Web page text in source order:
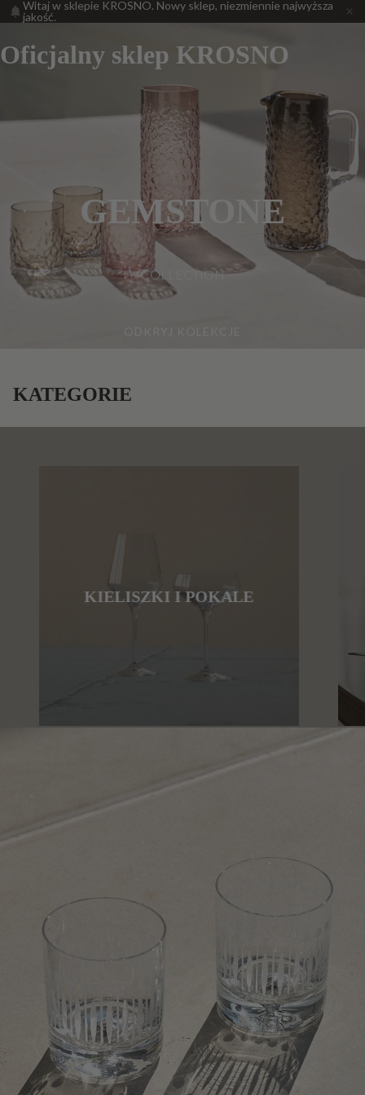
Witaj w sklepie KROSNO. Nowy sklep, niezmiennie najwyższa
jakość.
Oficjalny sklep KROSNO
GEMSTONE
COLLECTION
KATEGORIE
KIELISZKI I POKALE